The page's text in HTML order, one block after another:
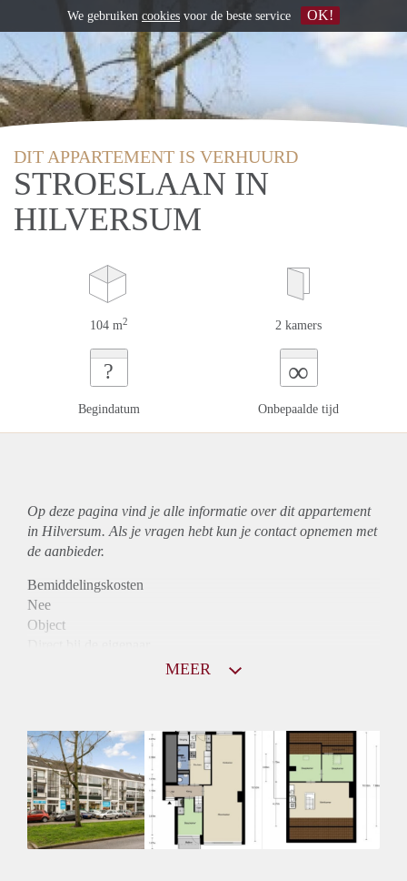
DIT APPARTEMENT IS VERHUURD
STROESLAAN IN
HILVERSUM
104 m2 2 kamers
?
Begindatum
∞
Onbepaalde tijd
Op deze pagina vind je alle informatie over ditappartement
in Hilversum. Als je vragen hebt kun je contact opnemen met
de aanbieder.
Bemiddelingskosten
Nee
Object
Huurtoeslag
Niet mogelijk
Inkomen eis
2,8 X Maandhuur Bruto
Huurtermijn
Onbepaalde termijn
MEER
We gebruiken cookies voor de beste service OK!